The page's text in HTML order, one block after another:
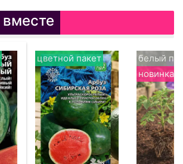
цветной пакет
белый
новинка